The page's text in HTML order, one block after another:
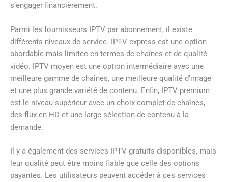
s’engager financièrement.
Parmi les fournisseurs IPTV par abonnement, il existe
différents niveaux de service. IPTV express est une option
abordable mais limitée en termes de chaînes et de qualité
vidéo. IPTV moyen est une option intermédiaire avec une
meilleure gamme de chaînes, une meilleure qualité d’image
et une plus grande variété de contenu. Enfin, IPTV premium
est le niveau supérieur avec un choix complet de chaînes,
des flux en HD et une large sélection de contenu à la
demande.
Il y a également des services IPTV gratuits disponibles, mais
leur qualité peut être moins fiable que celle des options
payantes. Les utilisateurs peuvent accéder à ces services